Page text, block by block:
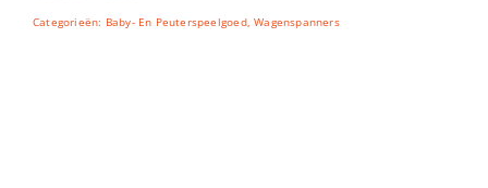
Spellen
Categorieën: Baby- En Peuterspeelgoed,Wagenspanners